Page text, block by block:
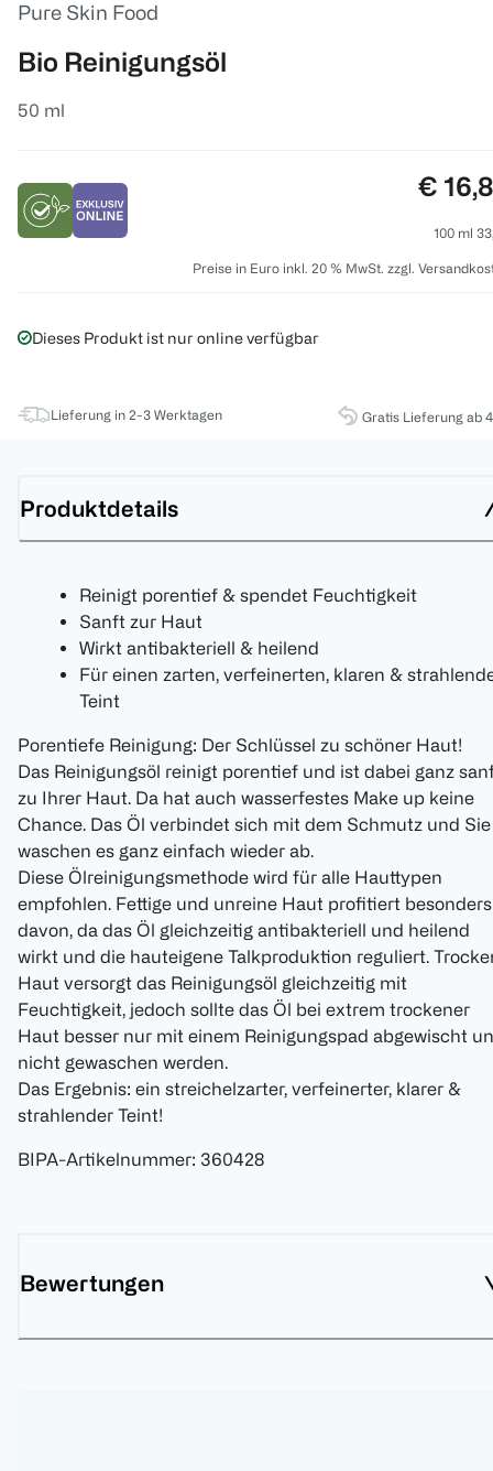
Pure Skin Food
Bio Reinigungsöl
50 ml
Preis:
€
100 ml
Preise in Euro inkl. 20 % MwSt. zzgl.
Dieses Produkt ist nur online verfügbar
Lieferung in 2-3 Werktagen Gratis Lieferung ab
Produktdetails
Reinigt porentief & spendet Feuchtigkeit
Sanft zur Haut
Wirkt antibakteriell & heilend
Für einen zarten, verfeinerten, klaren &
Teint
Porentiefe Reinigung: Der Schlüssel zu schöner Haut!
Das Reinigungsöl reinigt porentief und ist dabei ganz
zu Ihrer Haut. Da hat auch wasserfestes Make up keine
Chance. Das Öl verbindet sich mit dem Schmutz und Sie
waschen es ganz einfach wieder ab.
Diese Ölreinigungsmethode wird für alle Hauttypen
empfohlen. Fettige und unreine Haut profitiert besonders
davon, da das Öl gleichzeitig antibakteriell und heilend
wirkt und die hauteigene Talkproduktion reguliert.
Haut versorgt das Reinigungsöl gleichzeitig mit
Feuchtigkeit, jedoch sollte das Öl bei extrem trockener
Haut besser nur mit einem Reinigungspad abgewischt
nicht gewaschen werden.
Das Ergebnis: ein streichelzarter, verfeinerter, klarer &
strahlender Teint!
BIPA-Artikelnummer: 360428
Bewertungen